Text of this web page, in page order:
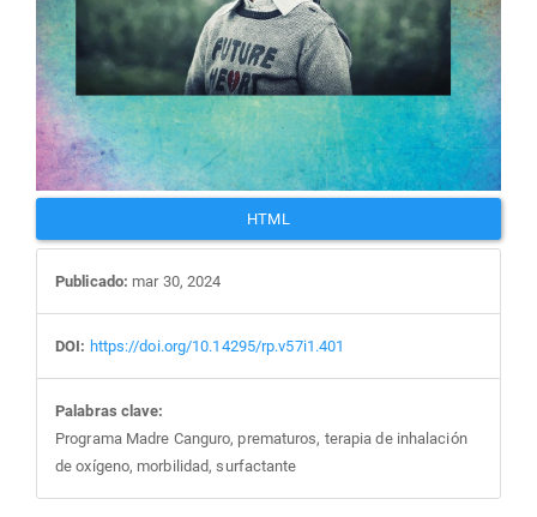
HTML
Publicado: mar 30, 2024
DOI: https://doi.org/10.14295/rp.v57i1.401
Palabras clave:
Programa Madre Canguro, prematuros, terapia de inhalación
de oxígeno, morbilidad, surfactante